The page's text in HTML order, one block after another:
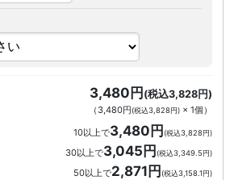
3,480円 (税込3,828円)
（ 3,480円(税込3,828円)× 1個 ）
10以上で3,480円(税込3,828円)
30以上で3,045円(税込3,349.5円)
50以上で2,871円(税込3,158.1円)